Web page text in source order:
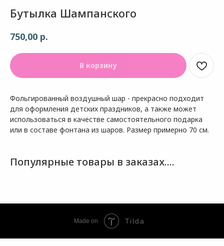
Бутылка Шампанского
750,00 р.
В корзину
Фольгированный воздушный шар - прекрасно подходит
для оформления детских праздников, а также может
использоваться в качестве самостоятельного подарка
или в составе фонтана из шаров. Размер примерно 70 см.
Популярные товары в заказах....
Made on Tilda